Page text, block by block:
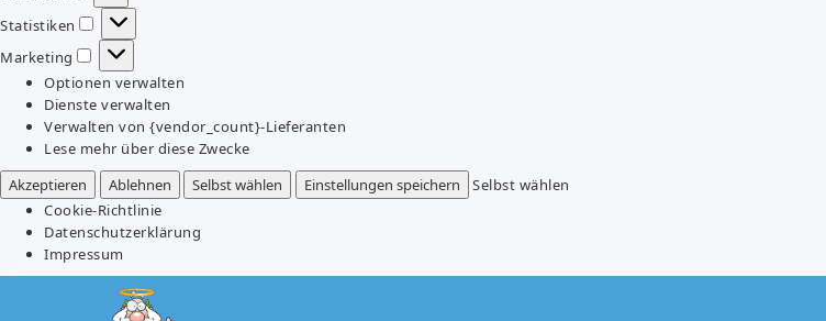
Statistiken
Statistiken
Marketing
Marketing
Optionen verwalten
Dienste verwalten
Verwalten von {vendor_count}-Lieferanten
Lese mehr über diese Zwecke
Akzeptieren
Ablehnen Selbst wählen Einstellungen speichern
Selbst wählen
Cookie-Richtlinie
Datenschutzerklärung
Impressum